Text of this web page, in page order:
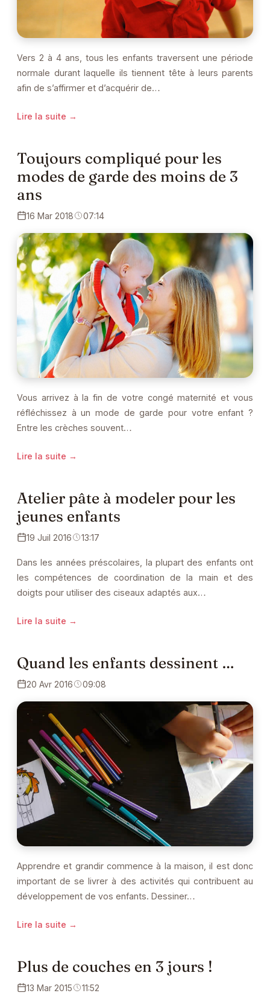
Vers 2 à 4 ans, tous les enfants traversent une période
normale durant laquelle ils tiennent tête à leurs parents
afin de s’affirmer et d’acquérir de…
Lire la suite →
Toujours compliqué pour les
modes de garde des moins de 3
ans
16 Mar 2018 07:14
Vous arrivez à la fin de votre congé maternité et vous
réfléchissez à un mode de garde pour votre enfant ?
Entre les crèches souvent…
Lire la suite →
Atelier pâte à modeler pour les
jeunes enfants
19 Juil 2016 13:17
Dans les années préscolaires, la plupart des enfants ont
les compétences de coordination de la main et des
doigts pour utiliser des ciseaux adaptés aux…
Lire la suite →
Quand les enfants dessinent …
20 Avr 2016 09:08
Apprendre et grandir commence à la maison, il est donc
important de se livrer à des activités qui contribuent au
développement de vos enfants. Dessiner…
Lire la suite →
Plus de couches en 3 jours !
13 Mar 2015 11:52